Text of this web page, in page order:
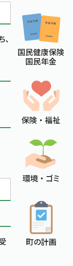
国民健康保険
国民年金
保険 ・ 福祉
環境 ・ ゴミ
町の計画